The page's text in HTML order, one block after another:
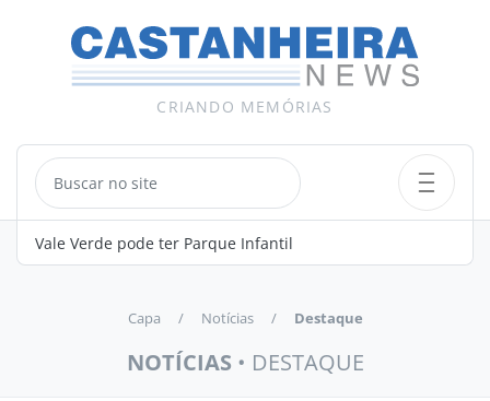
CRIANDO MEMÓRIAS
Vale Verde pode ter Parque Infantil
NOTÍCIAS • DESTAQUE
Capa Notícias Destaque